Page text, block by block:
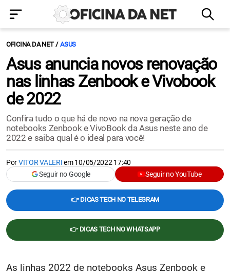
OFICINA DA NET ASUS
Asus anuncia novos renovação
nas linhas Zenbook e Vivobook
de 2022
Confira tudo o que há de novo na nova geração de
notebooks Zenbook e VivoBook da Asus neste ano de
2022 e saiba qual é o ideal para você!
PorVITOR VALERIem10/05/2022 17:40
Seguir no Google
Seguir no YouTube
👉 DICAS TECH NO TELEGRAM
👉 DICAS TECH NO WHATSAPP
As linhas 2022 de notebooks Asus Zenbook e